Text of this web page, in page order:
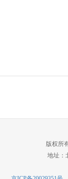
版权所
地址：